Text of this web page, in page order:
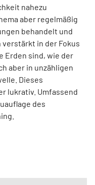
nahezu
aber regelmäßig
behandelt und
in der Fokus
Erden sind, wie der
aber in unzähligen
Dieses
lukrativ. Umfassend
des